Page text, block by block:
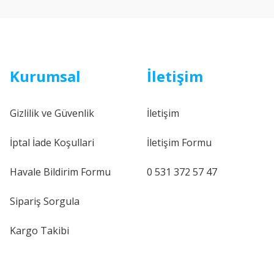
Kurumsal
Gizlilik ve Güvenlik
İptal İade Koşullari
Havale Bildirim Formu
Sipariş Sorgula
Kargo Takibi
İletişim
İletişim
İletişim Formu
0 531 372 57 47